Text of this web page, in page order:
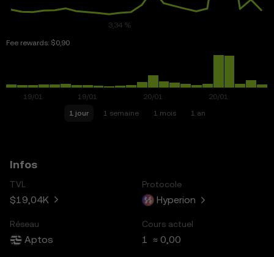
Fee rewards: $0,90
1 jour 1 semaine 1 mois 1 an
Infos
TVL
$19,04K
Protocole
Hyperion
Réseau
Aptos
Cours actuel
1 ≈ 0,00